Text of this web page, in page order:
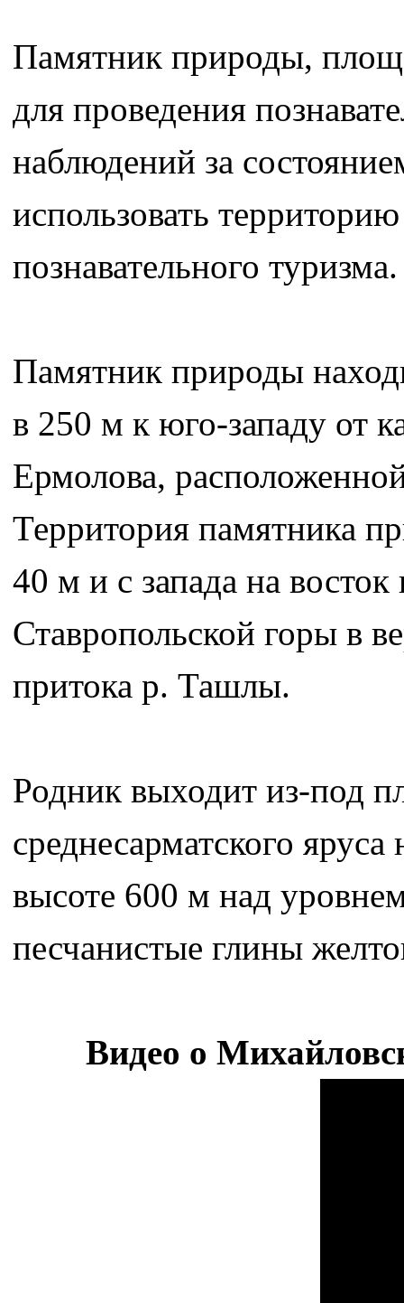
Памятник природы,
для проведения
наблюдений за
использовать
познавательного туризма.
Памятник природы
в 250 м к юго-западу от
Ермолова,
Территория памятника
40 м и с запада на
Ставропольской горы в
притока р. Ташлы.
Родник выходит из-под
среднесарматского
высоте 600 м над
песчанистые глины
Видео о